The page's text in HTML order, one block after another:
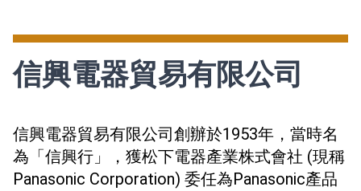
信興電器貿易有限公司
信興電器貿易有限公司創辦於1953年，當時名
為「信興行」，獲松下電器產業株式會社 (現稱
Panasonic Corporation) 委任為Panasonic產品